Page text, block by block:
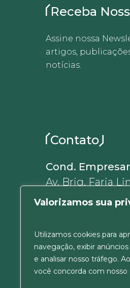
Valorizamos sua
Utilizamos cookies para
navegação, exibir
e analisar nosso tráfego.
você concorda com nosso
Receba
Assine nossa
artigos,
notícias.
Contato
Cond.
Av. Brig. Faria
01452-002,
ver Mapa